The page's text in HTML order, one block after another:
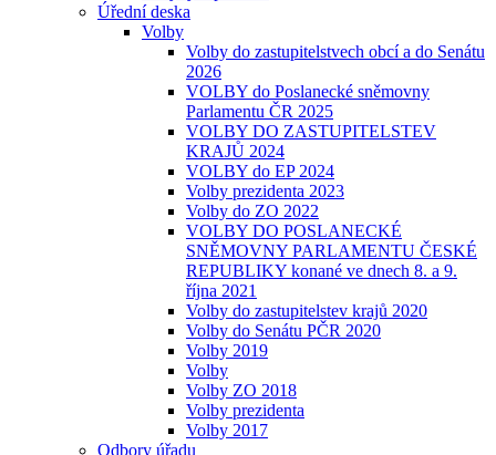
Úřední deska
Volby
Volby do zastupitelstvech obcí a do Senátu
2026
VOLBY do Poslanecké sněmovny
Parlamentu ČR 2025
VOLBY DO ZASTUPITELSTEV
KRAJŮ 2024
VOLBY do EP 2024
Volby prezidenta 2023
Volby do ZO 2022
VOLBY DO POSLANECKÉ
SNĚMOVNY PARLAMENTU ČESKÉ
REPUBLIKY konané ve dnech 8. a 9.
října 2021
Volby do zastupitelstev krajů 2020
Volby do Senátu PČR 2020
Volby 2019
Volby
Volby ZO 2018
Volby prezidenta
Volby 2017
Odbory úřadu